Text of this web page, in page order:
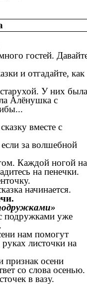
гостей.
и отгадайте, как
У них была
Алёнушка с
вместе с
за волшебной
Каждой ногой на
на пенечки.
начинается.
уже
нам помогут
листочки на
признак осени
со слова осенью.
в вазу.